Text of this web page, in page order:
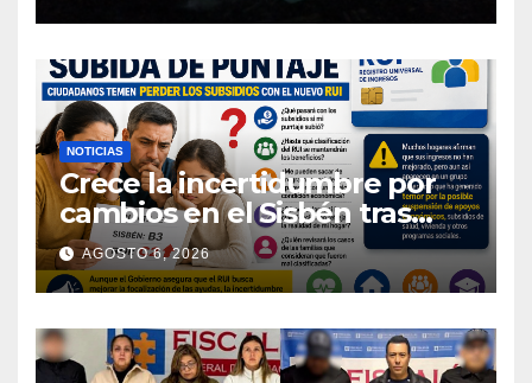
NOTICIAS
Crece la incertidumbre por
cambios en el Sisbén tras
nuevo registro
AGOSTO 6, 2026